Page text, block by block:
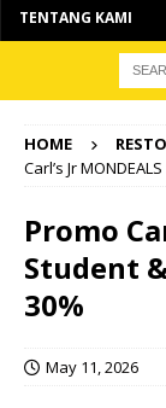
TENTANG KAMI
HOME
Carl’s Jr
Promo
Student
30%
May 11, 2026